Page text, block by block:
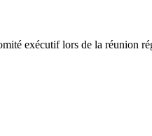
exécutif lors de la réunion